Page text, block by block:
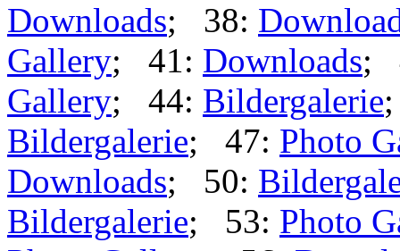
Downloads; 38:
Gallery; 41: Downloads;
Gallery; 44: Bildergalerie
Bildergalerie; 47: Photo
Downloads; 50:
Bildergalerie; 53: Photo